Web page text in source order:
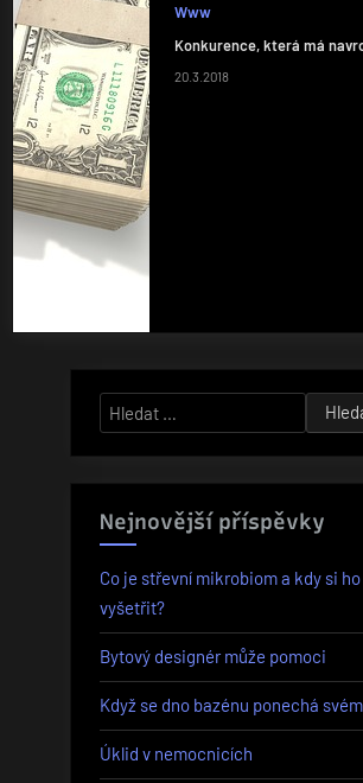
Www
Konkurence, která má
20.3.2018
Vyhledávání
Nejnovější příspěvky
Co je střevní mikrobiom a kdy si
vyšetřit?
Bytový designér může pomoci
Když se dno bazénu ponechá
Úklid v nemocnicích